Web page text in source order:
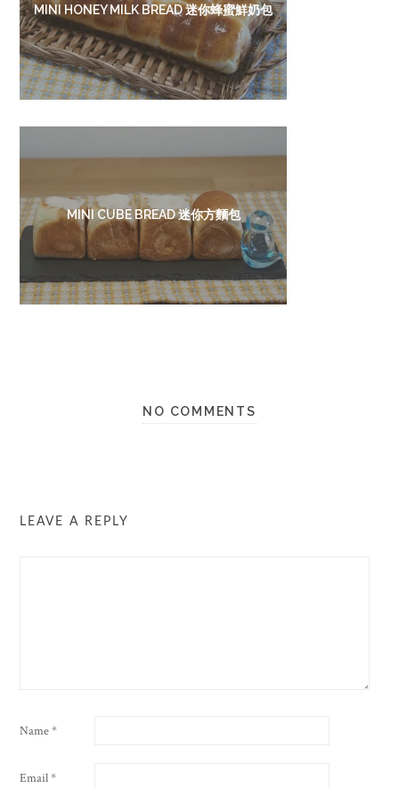
MINI HONEY MILK BREAD 迷你蜂蜜鮮奶包
MINI CUBE BREAD 迷你方麵包
NO COMMENTS
LEAVE A REPLY
Name*
Email*